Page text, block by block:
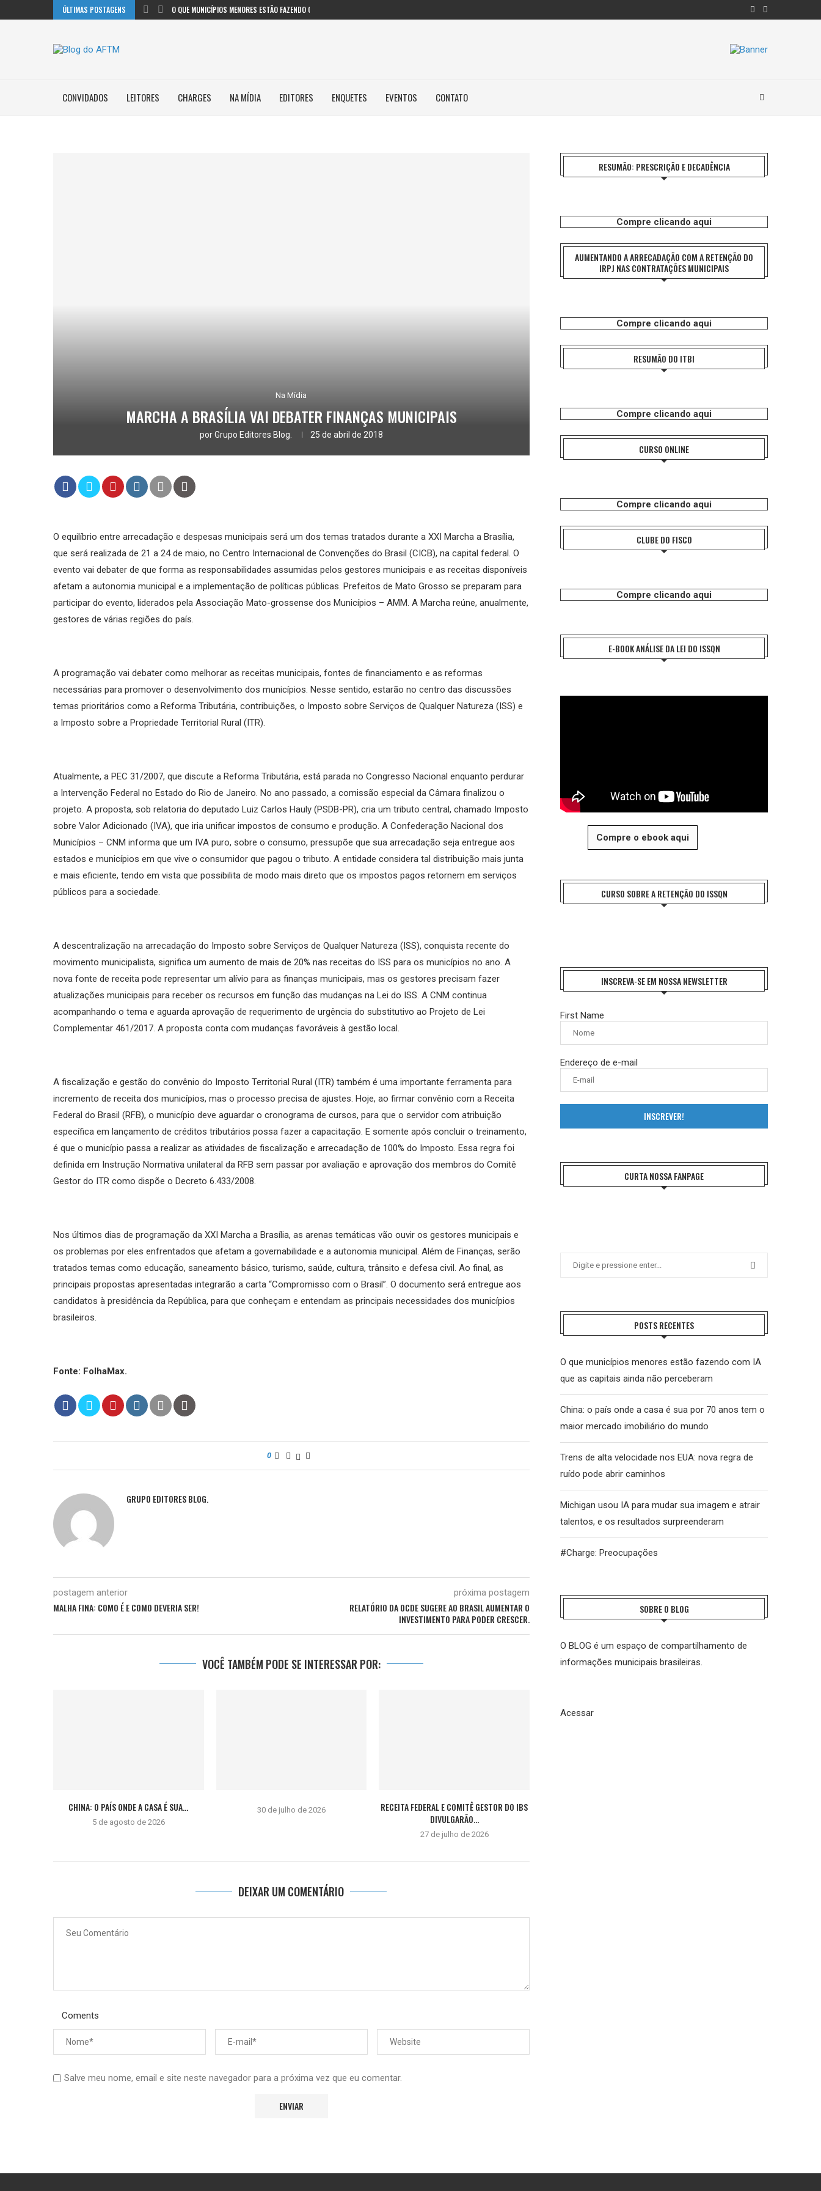
ÚLTIMAS POSTAGENS O QUE MUNICÍPIOS MENORES ESTÃO FAZENDO COM IA...
CONVIDADOS LEITORES CHARGES NA MÍDIA EDITORES ENQUETES EVENTOS CONTATO
Na Mídia
MARCHA A BRASÍLIA VAI DEBATER FINANÇAS MUNICIPAIS
porGrupo Editores Blog. 25 de abril de 2018
O equilíbrio entre arrecadação e despesas municipais será um dos temas tratados durante a XXI Marcha a Brasília,
que será realizada de 21 a 24 de maio, no Centro Internacional de Convenções do Brasil (CICB), na capital federal. O
evento vai debater de que forma as responsabilidades assumidas pelos gestores municipais e as receitas disponíveis
afetam a autonomia municipal e a implementação de políticas públicas. Prefeitos de Mato Grosso se preparam para
participar do evento, liderados pela Associação Mato-grossense dos Municípios – AMM. A Marcha reúne, anualmente,
gestores de várias regiões do país.
A programação vai debater como melhorar as receitas municipais, fontes de financiamento e as reformas
necessárias para promover o desenvolvimento dos municípios. Nesse sentido, estarão no centro das discussões
temas prioritários como a Reforma Tributária, contribuições, o Imposto sobre Serviços de Qualquer Natureza (ISS) e
a Imposto sobre a Propriedade Territorial Rural (ITR).
Atualmente, a PEC 31/2007, que discute a Reforma Tributária, está parada no Congresso Nacional enquanto perdurar
a Intervenção Federal no Estado do Rio de Janeiro. No ano passado, a comissão especial da Câmara finalizou o
projeto. A proposta, sob relatoria do deputado Luiz Carlos Hauly (PSDB-PR), cria um tributo central, chamado Imposto
sobre Valor Adicionado (IVA), que iria unificar impostos de consumo e produção. A Confederação Nacional dos
Municípios – CNM informa que um IVA puro, sobre o consumo, pressupõe que sua arrecadação seja entregue aos
estados e municípios em que vive o consumidor que pagou o tributo. A entidade considera tal distribuição mais junta
e mais eficiente, tendo em vista que possibilita de modo mais direto que os impostos pagos retornem em serviços
públicos para a sociedade.
A descentralização na arrecadação do Imposto sobre Serviços de Qualquer Natureza (ISS), conquista recente do
movimento municipalista, significa um aumento de mais de 20% nas receitas do ISS para os municípios no ano. A
nova fonte de receita pode representar um alívio para as finanças municipais, mas os gestores precisam fazer
atualizações municipais para receber os recursos em função das mudanças na Lei do ISS. A CNM continua
acompanhando o tema e aguarda aprovação de requerimento de urgência do substitutivo ao Projeto de Lei
Complementar 461/2017. A proposta conta com mudanças favoráveis à gestão local.
A fiscalização e gestão do convênio do Imposto Territorial Rural (ITR) também é uma importante ferramenta para
incremento de receita dos municípios, mas o processo precisa de ajustes. Hoje, ao firmar convênio com a Receita
Federal do Brasil (RFB), o município deve aguardar o cronograma de cursos, para que o servidor com atribuição
específica em lançamento de créditos tributários possa fazer a capacitação. E somente após concluir o treinamento,
é que o município passa a realizar as atividades de fiscalização e arrecadação de 100% do Imposto. Essa regra foi
definida em Instrução Normativa unilateral da RFB sem passar por avaliação e aprovação dos membros do Comitê
Gestor do ITR como dispõe o Decreto 6.433/2008.
Nos últimos dias de programação da XXI Marcha a Brasília, as arenas temáticas vão ouvir os gestores municipais e
os problemas por eles enfrentados que afetam a governabilidade e a autonomia municipal. Além de Finanças, serão
tratados temas como educação, saneamento básico, turismo, saúde, cultura, trânsito e defesa civil. Ao final, as
principais propostas apresentadas integrarão a carta “Compromisso com o Brasil”. O documento será entregue aos
candidatos à presidência da República, para que conheçam e entendam as principais necessidades dos municípios
brasileiros.
Fonte: FolhaMax.
0
GRUPO EDITORES BLOG.
postagem anterior
MALHA FINA: COMO É E COMO DEVERIA SER!
próxima postagem
RELATÓRIO DA OCDE SUGERE AO BRASIL AUMENTAR O
INVESTIMENTO PARA PODER CRESCER.
VOCÊ TAMBÉM PODE SE INTERESSAR POR:
CHINA: O PAÍS ONDE A CASA É SUA...
5 de agosto de 2026
30 de julho de 2026
RECEITA FEDERAL E COMITÊ GESTOR DO IBS
DIVULGARÃO...
27 de julho de 2026
DEIXAR UM COMENTÁRIO
Coments
Salve meu nome, email e site neste navegador para a próxima vez que eu comentar.
RESUMÃO: PRESCRIÇÃO E DECADÊNCIA
Compre clicando aqui
AUMENTANDO A ARRECADAÇÃO COM A RETENÇÃO DO
IRPJ NAS CONTRATAÇÕES MUNICIPAIS
Compre clicando aqui
RESUMÃO DO ITBI
Compre clicando aqui
CURSO ONLINE
Compre clicando aqui
CLUBE DO FISCO
Compre clicando aqui
E-BOOK ANÁLISE DA LEI DO ISSQN
Compre o ebook aqui
CURSO SOBRE A RETENÇÃO DO ISSQN
INSCREVA-SE EM NOSSA NEWSLETTER
First Name
Endereço de e-mail
INSCREVER!
CURTA NOSSA FANPAGE
POSTS RECENTES
O que municípios menores estão fazendo com IA
que as capitais ainda não perceberam
China: o país onde a casa é sua por 70 anos tem o
maior mercado imobiliário do mundo
Trens de alta velocidade nos EUA: nova regra de
ruído pode abrir caminhos
Michigan usou IA para mudar sua imagem e atrair
talentos, e os resultados surpreenderam
#Charge: Preocupações
SOBRE O BLOG
O BLOG é um espaço de compartilhamento de
informações municipais brasileiras.
Acessar